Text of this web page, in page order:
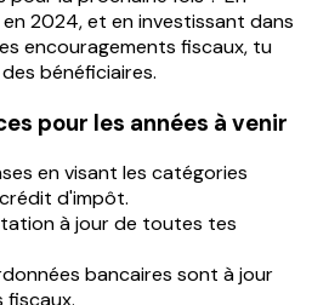
en 2024, et en investissant dans
encouragements fiscaux, tu
bénéficiaires.
pour les années à venir
en visant les catégories
d'impôt.
à jour de toutes tes
bancaires sont à jour
fiscaux.